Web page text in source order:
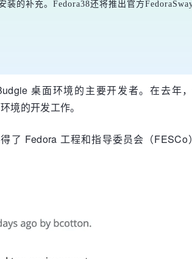
的补充。Fedora38还将推出官方
桌面环境的主要开发者。在去年
境的开发工作。
了 Fedora 工程和指导委员会（